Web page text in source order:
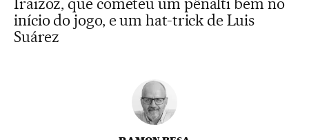
início do jogo, e um hat-trick de Luis
Suárez